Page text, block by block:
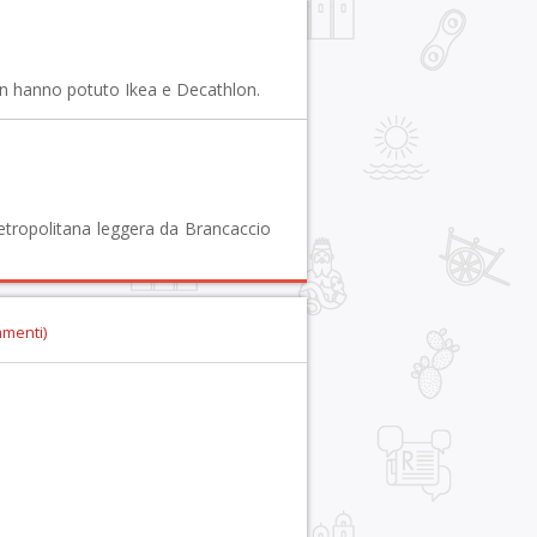
hanno potuto Ikea e Decathlon.
leggera da Brancaccio